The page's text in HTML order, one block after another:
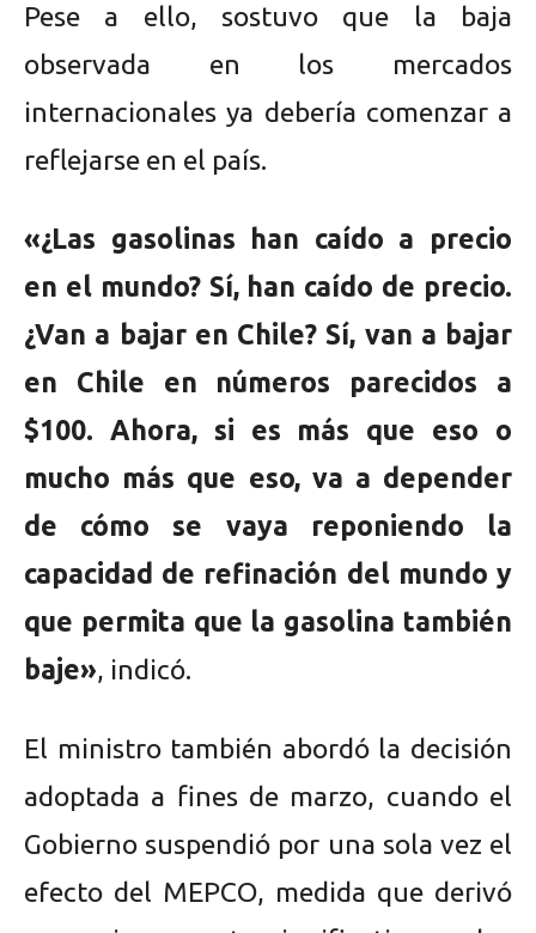
Pese a ello, sostuvo que la baja
observada en los mercados
internacionales ya debería comenzar a
reflejarse en el país.
«¿Las gasolinas han caído a precio
en el mundo? Sí, han caído de precio.
¿Van a bajar en Chile? Sí, van a bajar
en Chile en números parecidos a
$100. Ahora, si es más que eso o
mucho más que eso, va a depender
de cómo se vaya reponiendo la
capacidad de refinación del mundo y
que permita que la gasolina también
baje», indicó.
El ministro también abordó la decisión
adoptada a fines de marzo, cuando el
Gobierno suspendió por una sola vez el
efecto del MEPCO, medida que derivó